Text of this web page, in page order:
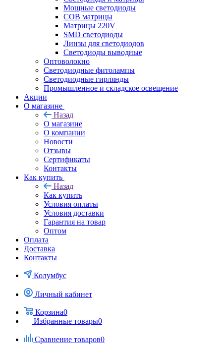
Мощные светодиоды
COB матрицы
Матрицы 220V
SMD светодиоды
Линзы для светодиодов
Светодиоды выводные
Оптоволокно
Светодиодные фитолампы
Светодиодные гирлянды
Промышленное и складское освещение
Акции
О магазине
Назад
О магазине
О компании
Новости
Отзывы
Сертификаты
Контакты
Как купить
Назад
Как купить
Условия оплаты
Условия доставки
Гарантия на товар
Оптом
Оплата
Доставка
Контакты
Колумбус
Личный кабинет
Корзина0
Избранные товары0
Сравнение товаров0